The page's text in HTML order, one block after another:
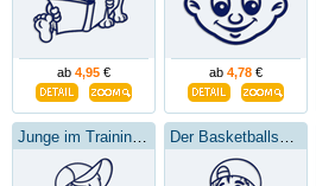
ab 4,95 € ab 4,78 €